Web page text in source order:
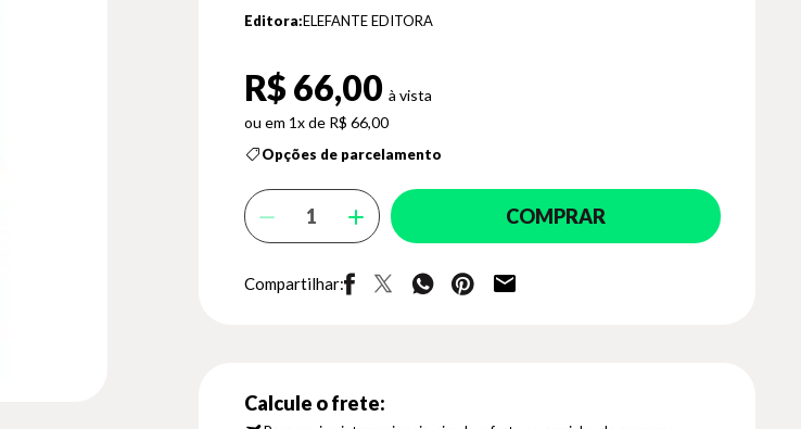
Editora:ELEFANTE EDITORA
R$ 66,00
1x de R$ 66,00
Opções de parcelamento
COMPRAR
Compartilhar:
Calcule o frete: